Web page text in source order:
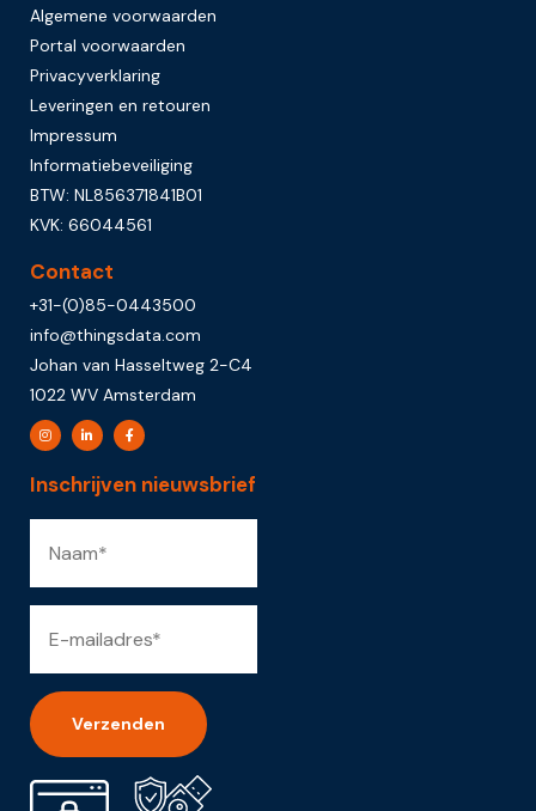
Algemene voorwaarden
Portal voorwaarden
Privacyverklaring
Leveringen en retouren
Impressum
Informatiebeveiliging
BTW: NL856371841B01
KVK: 66044561
Contact
+31-(0)85-0443500
info@thingsdata.com
Johan van Hasseltweg 2-C4
1022 WV Amsterdam
Inschrijven nieuwsbrief